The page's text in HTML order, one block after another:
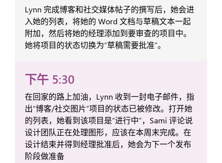
Lynn 完成博客和社交媒体帖子的撰写后，她会进
入她的列表，将她的 Word 文档与草稿文本一起
附加，然后将她的经理添加到要审查的项目中。
她将项目的状态切换为“草稿需要批准”。
下午 5:30
在回家的路上加油，Lynn 收到一封电子邮件，指
出“博客/社交图片”项目的状态已被修改。打开她
的列表，她看到该项目是“进行中”，Sami 评论说
设计团队正在处理图形，应该在本周末完成。在
设计结束并得到经理批准后，她会为下一个发布
阶段做准备